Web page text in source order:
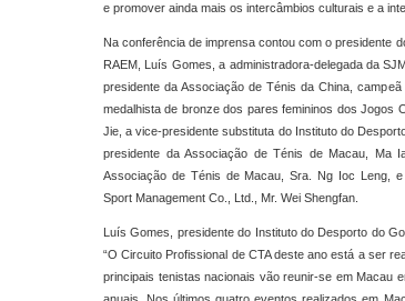
e promover ainda mais os intercâmbios culturais e a
Na conferência de imprensa contou com o presidente
RAEM, Luís Gomes, a administradora-delegada da
presidente da Associação de Ténis da China,
medalhista de bronze dos pares femininos dos Jogos
Jie, a vice-presidente substituta do Instituto do
presidente da Associação de Ténis de Macau, Ma
Associação de Ténis de Macau, Sra. Ng Ioc Leng,
Sport Management Co., Ltd., Mr. Wei Shengfan.
Luís Gomes, presidente do Instituto do Desporto do
“O Circuito Profissional de CTA deste ano está a ser
principais tenistas nacionais vão reunir-se em Macau